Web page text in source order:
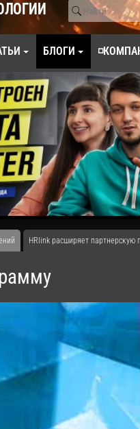
БЛОГИ
HRlink расширяет партнерскую